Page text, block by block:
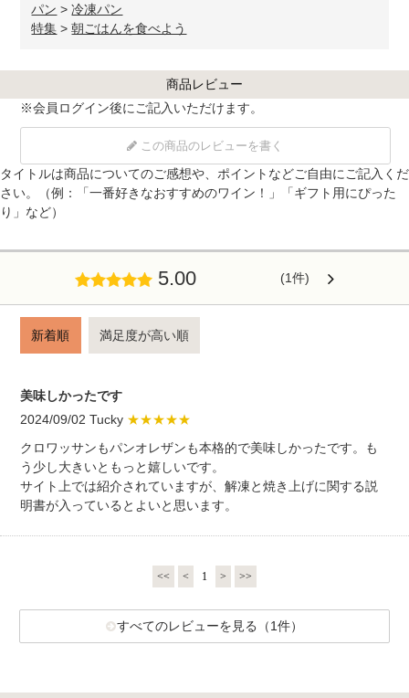
パン >冷凍パン
特集 >朝ごはんを食べよう
商品レビュー
※会員ログイン後にご記入いただけます。
この商品のレビューを書く
タイトルは商品についてのご感想や、ポイントなどご自由にご記入くだ
さい。（例：「一番好きなおすすめのワイン！」「ギフト用にぴった
り」など）
5.00 (1件)
新着順 満足度が高い順
美味しかったです
2024/09/02 Tucky ★★★★★
クロワッサンもパンオレザンも本格的で美味しかったです。も
う少し大きいともっと嬉しいです。
サイト上では紹介されていますが、解凍と焼き上げに関する説
明書が入っているとよいと思います。
<< < 1 > >>
すべてのレビューを見る（1件）